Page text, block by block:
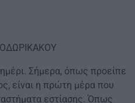
Σήμερα, όπως προείπε
είναι η πρώτη μέρα που
εστίασης. Όπως